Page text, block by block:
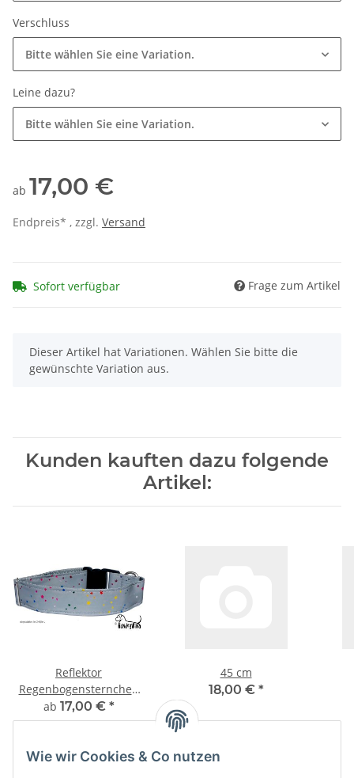
Verschluss
Bitte wählen Sie eine Variation.
Leine dazu?
Bitte wählen Sie eine Variation.
ab 17,00 €
Endpreis* , zzgl. Versand
Sofort verfügbar Frage zum Artikel
x
Dieser Artikel hat Variationen. Wählen Sie bitte die
gewünschte Variation aus.
Kunden kauften dazu folgende
Artikel:
Reflektor
Regenbogensternchen
metallic
ab 17,00 € *
45 cm
18,00 € *
Wie wir Cookies & Co nutzen